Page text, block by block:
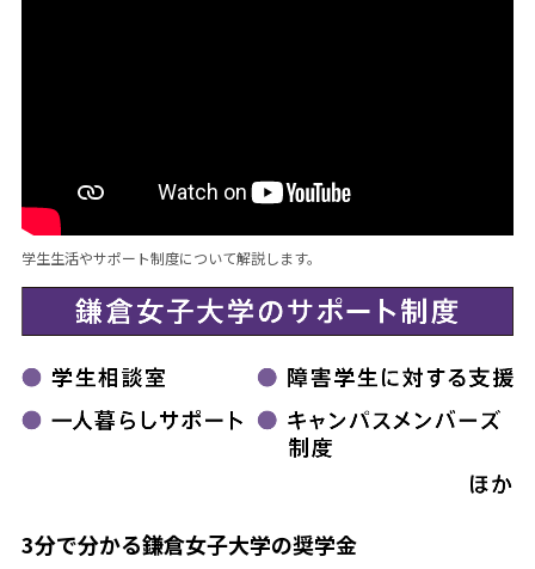
学生生活やサポート制度について解説します。
3分で分かる鎌倉女子大学の奨学金